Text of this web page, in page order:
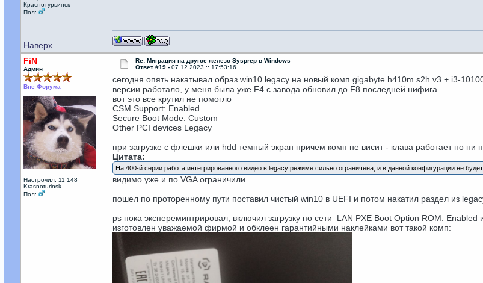
Краснотурьинск
Пол:
Наверх
FiN
Админ
Вне Форума
Настрочил: 11 148
Krasnoturinsk
Пол:
Re: Миграция на другое железо Sysprep в Windows
Ответ #19 - 07.12.2023 :: 17:53:16
сегодня опять накатывал образ win10 legacy на новый комп gigabyte h410m s2h v3 + i3-
версии работало, у меня была уже F4 с завода обновил до F8 последней нифига
вот это все крутил не помогло
CSM Support: Enabled
Secure Boot Mode: Custom
Other PCI devices Legacy
при загрузке с флешки или hdd темный экран причем комп не висит - клава работает но ни
Цитата:
На 400-й серии работа интегрированного видео в legacy режиме сильно ограничена, и в данной конфигурации не
видимо уже и по VGA ограничили...
пошел по проторенному пути поставил чистый win10 в UEFI и потом накатил раздел из
ps пока экспереминтрировал, включил загрузку по сети LAN PXE Boot Option ROM:
изготовлен уважаемой фирмой и обклеен гарантийными наклейками вот такой комп: